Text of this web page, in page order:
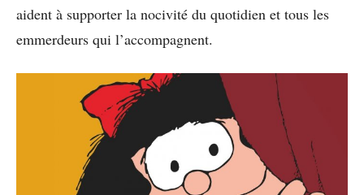
aident à supporter la nocivité du quotidien et tous les
emmerdeurs qui l’accompagnent.